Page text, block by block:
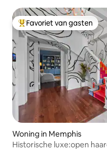
Topfavoriet van gasten
Favoriet van gasten
Woning in Memphis
Historische luxe:open